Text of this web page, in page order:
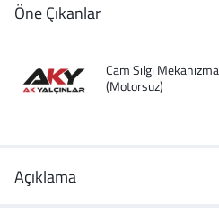
Öne Çıkanlar
Cam Sılgı
(Motorsuz)
Açıklama